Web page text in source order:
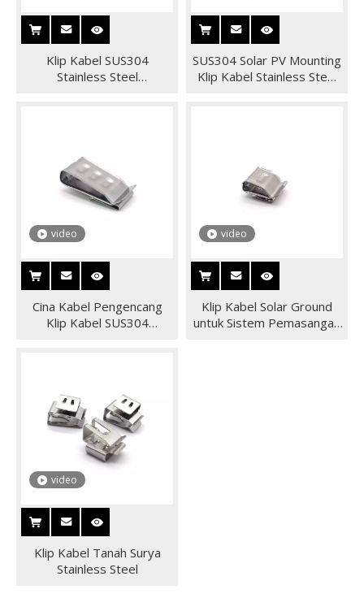
Klip Kabel SUS304
Stainless Steel
SUS304 Solar PV Mounting
Klip Kabel Stainless Steel
video
Cina Kabel Pengencang
Klip Kabel SUS304
video
Klip Kabel Solar Ground
untuk Sistem Pemasangan
video
Klip Kabel Tanah Surya
Stainless Steel